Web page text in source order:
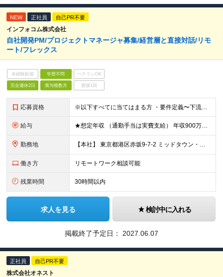
NEW 正社員 自己PR不要
インフォコム株式会社
自社開発PM/プロジェクトマネージャ募集/経営層と直接対話/リモ
ート/フレックス
未経験歓迎 学歴不問 ベテランOK
完全週休2日 賞与複数月 面接1回
応募資格 ※以下すべてに当てはまる方 ・要件定義〜下流工程まで一貫したプロジェクトへの参画経験 ・ERP製品の導入経験 ・大規模プロジェクトのマネジメント経験
給与 ★想定年収 （通勤手当は実費支給） 年収900万円〜1300万円（年俸制） ※当社規定により経験とスキルに応じた処遇を提示させていただきます。 ※入社後3カ月間は試用期間です。 ※年俸制となります。
勤務地 【本社】 東京都港区赤坂9-7-2 ミッドタウン・イースト10F ※(変更の範囲)上記を除く当社関連勤務地
働き方 リモートワーク相談可能
残業時間 30時間以内
求人を見る 検討中に入れる
掲載終了予定日： 2027.06.07
正社員 自己PR不要
株式会社オネスト